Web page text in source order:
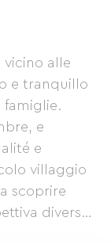
vicino alle
e tranquillo
famiglie.
e
e
villaggio
scoprire
diversa,